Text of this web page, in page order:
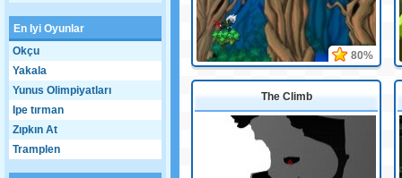
En Iyi Oyunlar
Okçu
Yakala
Yunus Olimpiyatları
Ipe tırman
Zıpkın At
Tramplen
80%
The Climb